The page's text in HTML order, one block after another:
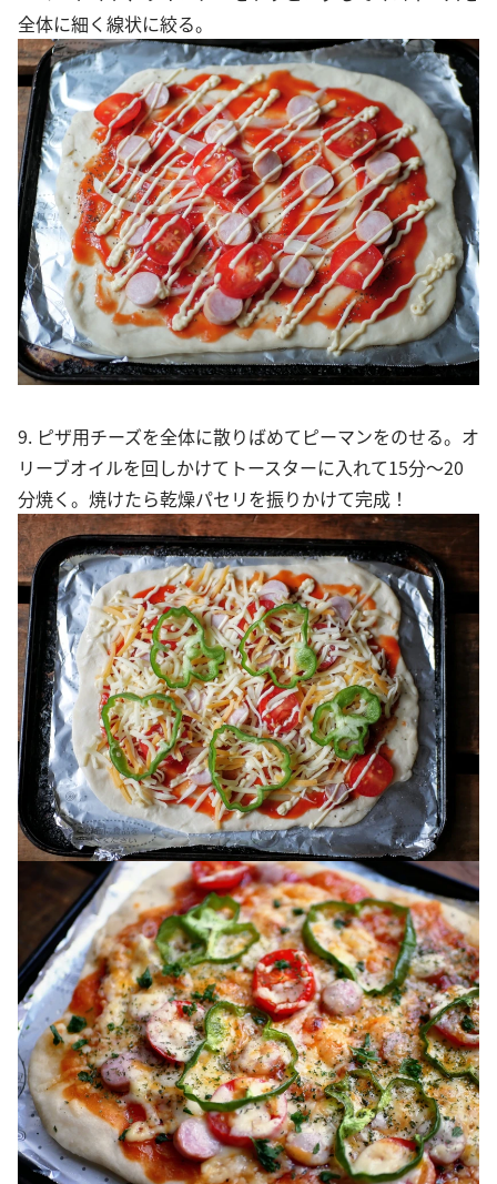
全体に細く線状に絞る。
9. ピザ用チーズを全体に散りばめてピーマンをのせる。オ
リーブオイルを回しかけてトースターに入れて15分～20
分焼く。焼けたら乾燥パセリを振りかけて完成！